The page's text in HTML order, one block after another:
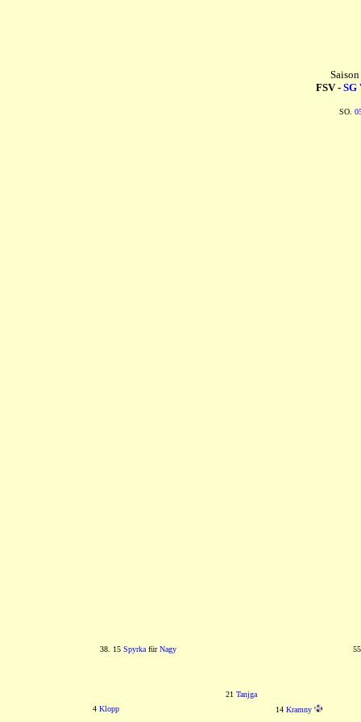
FSV - SG
SO.
38. 15 SpyrkafürNagy
21 Tanjga
4 Klopp 14 Kramny